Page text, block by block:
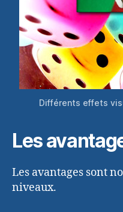
Différents effets
Les
Les avantages sont
niveaux.